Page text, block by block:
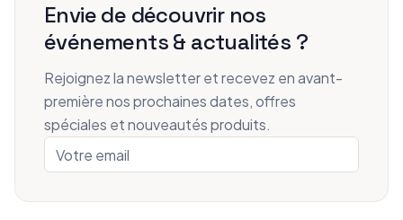
Envie de découvrir nos
événements & actualités ?
Rejoignez la newsletter et recevez en avant-
première nos prochaines dates, offres
spéciales et nouveautés produits.